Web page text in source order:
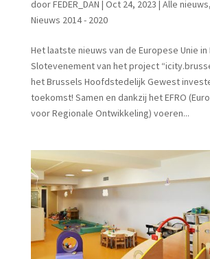
doorFEDER_DAN | Oct 24, 2023 | Alle nieuws,
Nieuws 2014 - 2020
Het laatste nieuws van de Europese Unie in
Slotevenement van het project
het Brussels Hoofdstedelijk Gewest
toekomst! Samen en dankzij het EFRO
voor Regionale Ontwikkeling) voeren...